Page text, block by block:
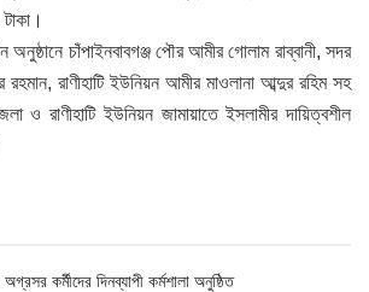
চাঁপাইনবাবগঞ্জ পৌর আমীর গোলাম রাব্বানী, সদর
রহমান, রাণীহাটি ইউনিয়ন আমীর মাওলানা আব্দুর রহিম সহ
ও রাণীহাটি ইউনিয়ন জামায়াতে ইসলামীর দায়িত্বশীল
কর্মীদের দিনব্যাপী কর্মশালা অনুষ্ঠিত